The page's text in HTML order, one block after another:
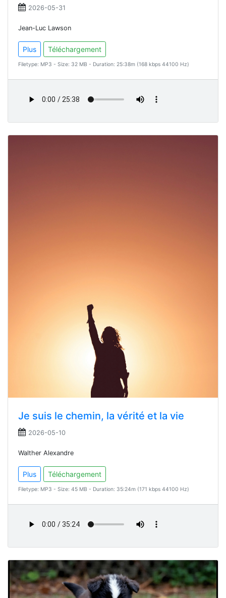
2026-05-31
Jean-Luc Lawson
Plus Téléchargement
Filetype: MP3 - Size: 32 MB - Duration: 25:38m (168 kbps 44100 Hz)
Je suis le chemin, la vérité et la vie
2026-05-10
Walther Alexandre
Plus Téléchargement
Filetype: MP3 - Size: 45 MB - Duration: 35:24m (171 kbps 44100 Hz)